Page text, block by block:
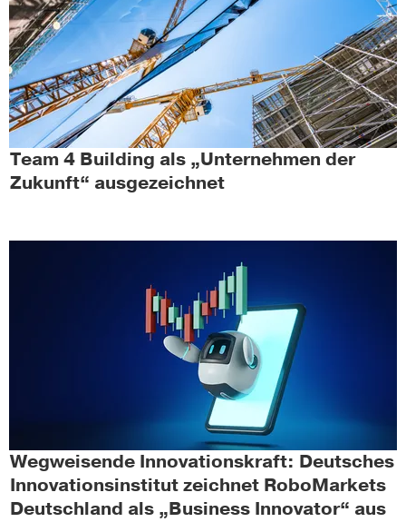
Team 4 Building als „Unternehmen der
Zukunft“ ausgezeichnet
Wegweisende Innovationskraft: Deutsches
Innovationsinstitut zeichnet RoboMarkets
Deutschland als „Business Innovator“ aus